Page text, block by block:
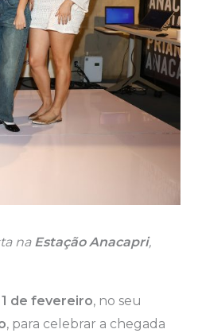
na Estação Anacapri,
de fevereiro, no seu
, para celebrar a chegada